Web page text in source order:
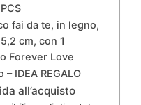
fai da te, in legno,
cm, con 1
Forever Love
IDEA REGALO
all’acquisto